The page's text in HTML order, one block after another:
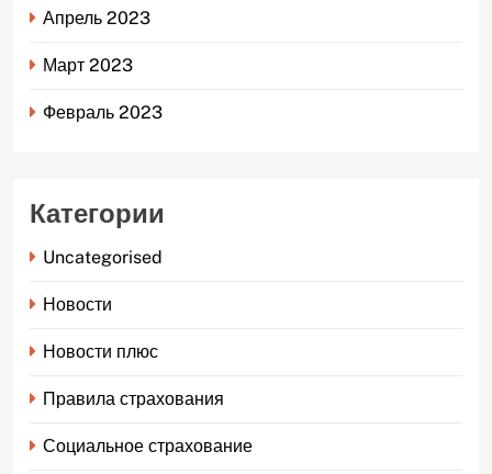
Апрель 2023
Март 2023
Февраль 2023
Категории
Uncategorised
Новости
Новости плюс
Правила страхования
Социальное страхование